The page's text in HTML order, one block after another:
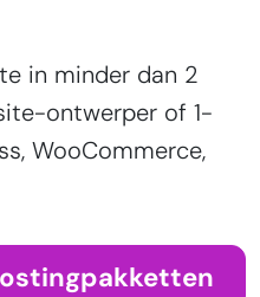
in minder dan 2
ontwerper of 1-
WooCommerce,